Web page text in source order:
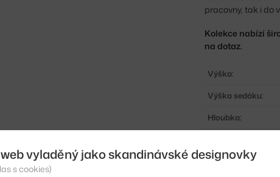
pracovny, tak i do
Kolekce nabízí
na dotaz.
Výška:
Výška sedáku:
Hloubka:
Výška sedáku (od-
vyladěný jako skandinávské designovky
s cookies)